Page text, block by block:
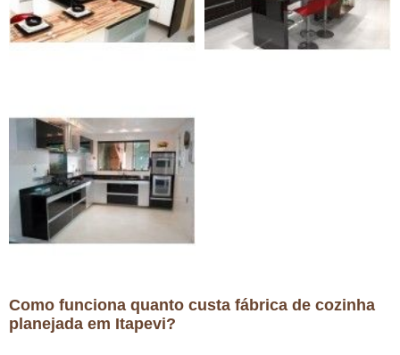
Como funciona quanto custa fábrica de cozinha
planejada em Itapevi?